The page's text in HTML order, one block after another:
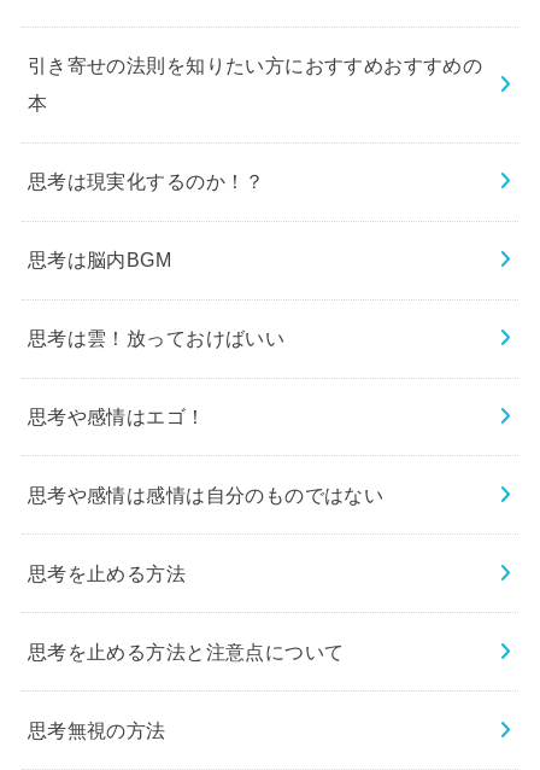
引き寄せの法則を知りたい方におすすめおすすめの
本
思考は現実化するのか！？
思考は脳内BGM
思考は雲！放っておけばいい
思考や感情はエゴ！
思考や感情は感情は自分のものではない
思考を止める方法
思考を止める方法と注意点について
思考無視の方法